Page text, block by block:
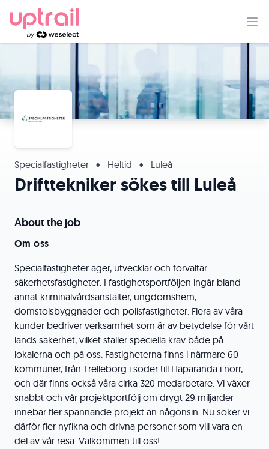
Specialfastigheter • Heltid • Luleå
Drifttekniker sökes till Luleå
About the job
Om oss
Specialfastigheter äger, utvecklar och förvaltar
säkerhetsfastigheter. I fastighetsportföljen ingår bland
annat kriminalvårdsanstalter, ungdomshem,
domstolsbyggnader och polisfastigheter. Flera av våra
kunder bedriver verksamhet som är av betydelse för vårt
lands säkerhet, vilket ställer speciella krav både på
lokalerna och på oss. Fastigheterna finns i närmare 60
kommuner, från Trelleborg i söder till Haparanda i norr,
och där finns också våra cirka 320 medarbetare. Vi växer
snabbt och vår projektportfölj om drygt 29 miljarder
innebär fler spännande projekt än någonsin. Nu söker vi
därför fler nyfikna och drivna personer som vill vara en
del av vår resa. Välkommen till oss!